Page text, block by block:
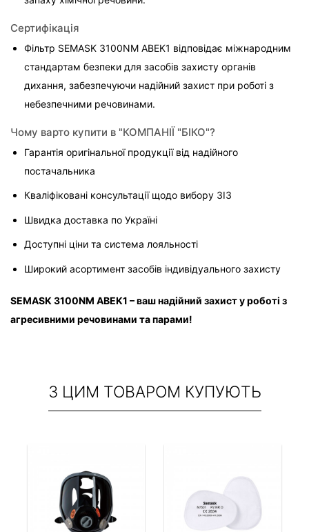
Сертифікація
Фільтр SEMASK 3100NM ABEK1 відповідає міжнародним
стандартам безпеки для засобів захисту органів
дихання, забезпечуючи надійний захист при роботі з
небезпечними речовинами.
Чому варто купити в "КОМПАНІЇ "БІКО"?
Гарантія оригінальної продукції від надійного
постачальника
Кваліфіковані консультації щодо вибору ЗІЗ
Швидка доставка по Україні
Доступні ціни та система лояльності
Широкий асортимент засобів індивідуального захисту
SEMASK 3100NM ABEK1 – ваш надійний захист у роботі з
агресивними речовинами та парами!
З ЦИМ ТОВАРОМ КУПУЮТЬ